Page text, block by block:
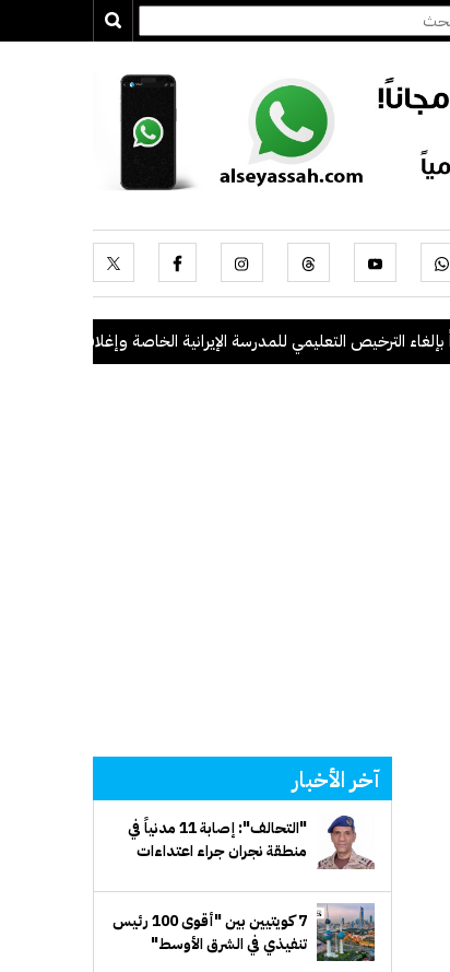
الترخيص التعليمي للمدرسة الإيرانية الخاصة وإغلاقها
آخر الأخبار
"التحالف": إصابة 11 مدنياً في
منطقة نجران جراء اعتداءات
7 كويتيين بين "أقوى 100 رئيس
تنفيذي في الشرق الأوسط"